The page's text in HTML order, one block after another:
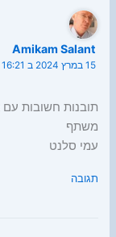
Amikam Salant
15 במרץ 2024 ב 16:21
תובנות חשובות עם
משתף
עמי סלנט
תגובה